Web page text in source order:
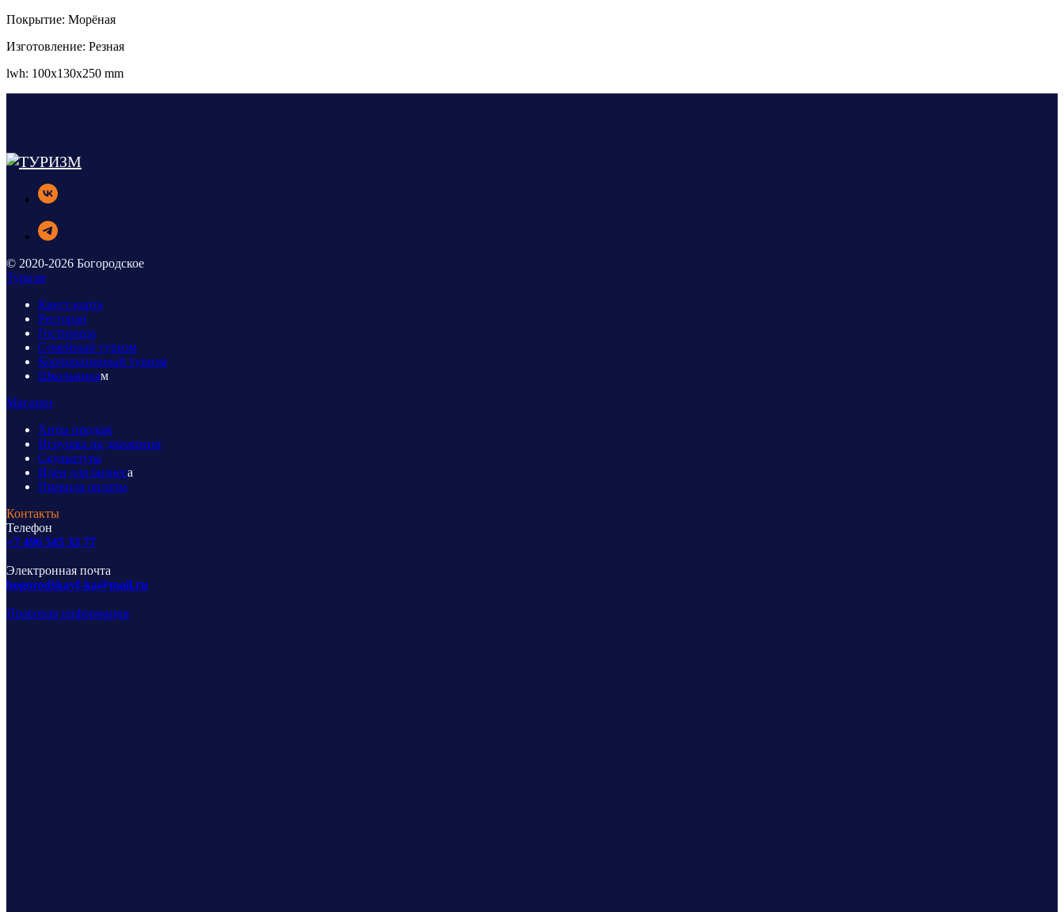
Покрытие: Морёная
Изготовление: Резная
lwh: 100x130x250 mm
© 2020-2026 Богородское
Туризм
Квест-карта
Ресторан
Гостиница
Семейный туризм
Корпоративный туризм
Школьникам
Магазин
Хиты продаж
Игрушка на движении
Скульптура
Идеи для бизнеса
Правила оплаты
Контакты
Телефон
+7 496 545 33 77
Электронная почта
bogorodskayf-ka@mail.ru
Правовая информация